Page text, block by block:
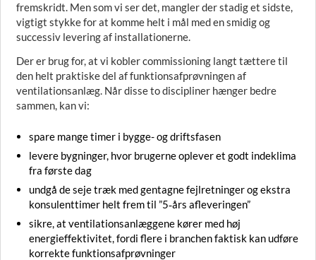
fremskridt. Men som vi ser det, mangler der stadig et sidste,
vigtigt stykke for at komme helt i mål med en smidig og
successiv levering af installationerne.
Der er brug for, at vi kobler commissioning langt tættere til
den helt praktiske del af funktionsafprøvningen af
ventilationsanlæg. Når disse to discipliner hænger bedre
sammen, kan vi:
spare mange timer i bygge- og driftsfasen
levere bygninger, hvor brugerne oplever et godt indeklima
fra første dag
undgå de seje træk med gentagne fejlretninger og ekstra
konsulenttimer helt frem til ”5‑års afleveringen”
sikre, at ventilationsanlæggene kører med høj
energieffektivitet, fordi flere i branchen faktisk kan udføre
korrekte funktionsafprøvninger